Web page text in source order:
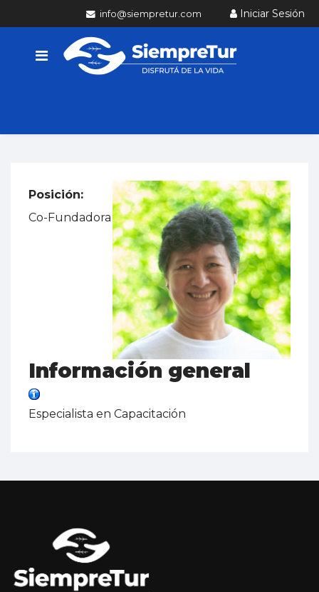
Iniciar Sesión
info@siempretur.com
Posición:
Co-Fundadora
Información general
Especialista en Capacitación